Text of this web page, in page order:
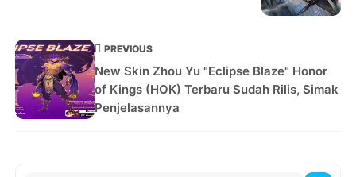
PREVIOUS
New Skin Zhou Yu "Eclipse Blaze" Honor
of Kings (HOK) Terbaru Sudah Rilis, Simak
Penjelasannya